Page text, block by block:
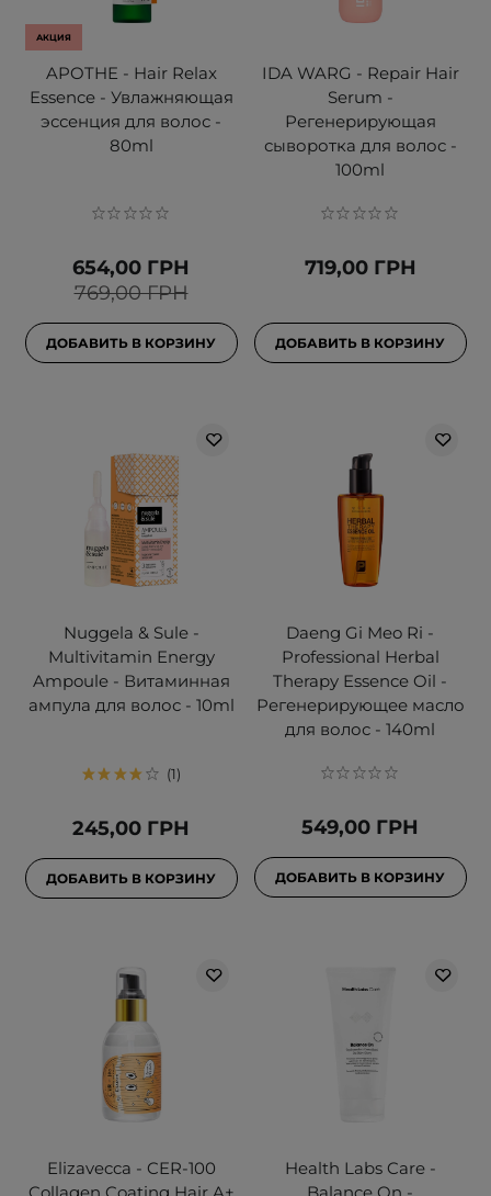
АКЦИЯ
APOTHE - Hair Relax
Essence - Увлажняющая
эссенция для волос -
80ml
769,00 ГРН
654,00 ГРН
ДОБАВИТЬ В КОРЗИНУ
IDA WARG - Repair Hair
Serum -
Регенерирующая
сыворотка для волос -
100ml
719,00 ГРН
ДОБАВИТЬ В КОРЗИНУ
Nuggela & Sule -
Multivitamin Energy
Ampoule - Витаминная
ампула для волос - 10ml
1
245,00 ГРН
ДОБАВИТЬ В КОРЗИНУ
Daeng Gi Meo Ri -
Professional Herbal
Therapy Essence Oil -
Регенерирующее масло
для волос - 140ml
549,00 ГРН
ДОБАВИТЬ В КОРЗИНУ
Elizavecca - CER-100
Health Labs Care -